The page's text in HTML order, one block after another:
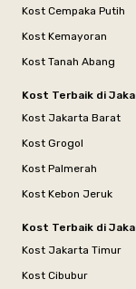
Kost Cempaka Putih
Kost Kemayoran
Kost Tanah Abang
Kost Terbaik di
Kost Jakarta Barat
Kost Grogol
Kost Palmerah
Kost Kebon Jeruk
Kost Terbaik di
Kost Jakarta Timur
Kost Cibubur